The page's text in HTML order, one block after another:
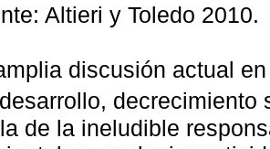
Altieri y Toledo 2010.
discusión actual
decrecimiento
de la ineludible